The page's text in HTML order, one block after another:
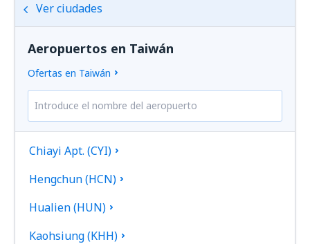
Ver ciudades
Aeropuertos en Taiwán
Ofertas en Taiwán
Chiayi Apt. (CYI)
Hengchun (HCN)
Hualien (HUN)
Kaohsiung (KHH)